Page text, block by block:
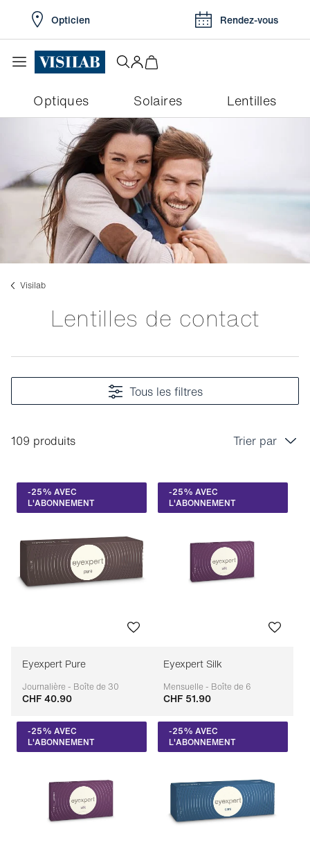
Opticien Rendez-vous
Optiques Solaires Lentilles
Visilab
Lentilles de contact
Tous les filtres
109 produits
Trier par
Prix décroissant
Tri marque A-Z
Tri marque Z-A
-25% AVEC
L'ABONNEMENT
Eyexpert Pure
Journalière - Boîte de 30
Adaptable
CHF 40.90
-25% AVEC
L'ABONNEMENT
Eyexpert Silk
Mensuelle - Boîte de 6
Adaptable
CHF 51.90
-25% AVEC
L'ABONNEMENT
-25% AVEC
L'ABONNEMENT